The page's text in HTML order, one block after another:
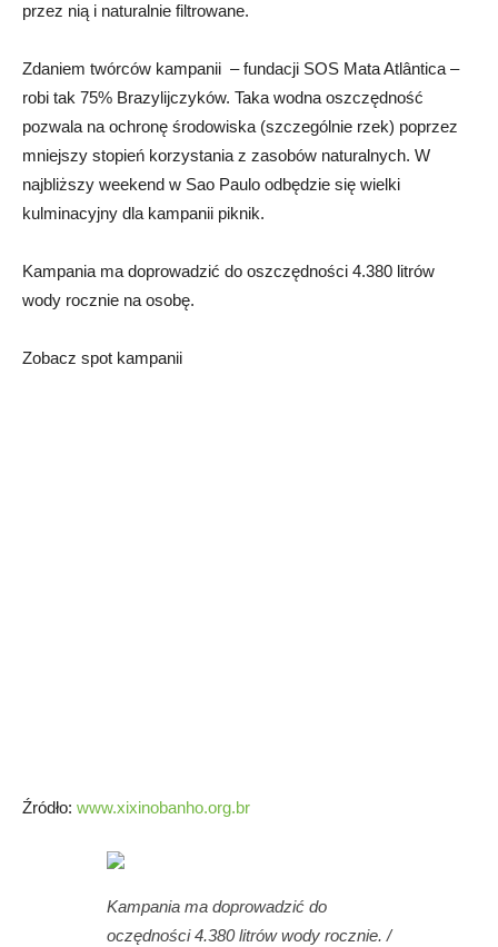
przez nią i naturalnie filtrowane.
Zdaniem twórców kampanii – fundacji SOS Mata Atlântica –
robi tak 75% Brazylijczyków. Taka wodna oszczędność
pozwala na ochronę środowiska (szczególnie rzek) poprzez
mniejszy stopień korzystania z zasobów naturalnych. W
najbliższy weekend w Sao Paulo odbędzie się wielki
kulminacyjny dla kampanii piknik.
Kampania ma doprowadzić do oszczędności 4.380 litrów
wody rocznie na osobę.
Zobacz spot kampanii
Źródło: www.xixinobanho.org.br
Kampania ma doprowadzić do
oczędności 4.380 litrów wody rocznie. /